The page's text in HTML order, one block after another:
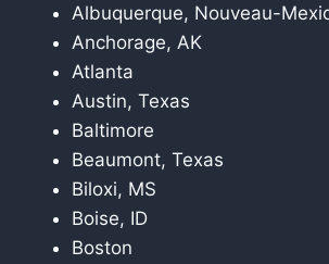
Albuquerque, Nouveau-
Anchorage, AK
Atlanta
Austin, Texas
Baltimore
Beaumont, Texas
Biloxi, MS
Boise, ID
Boston